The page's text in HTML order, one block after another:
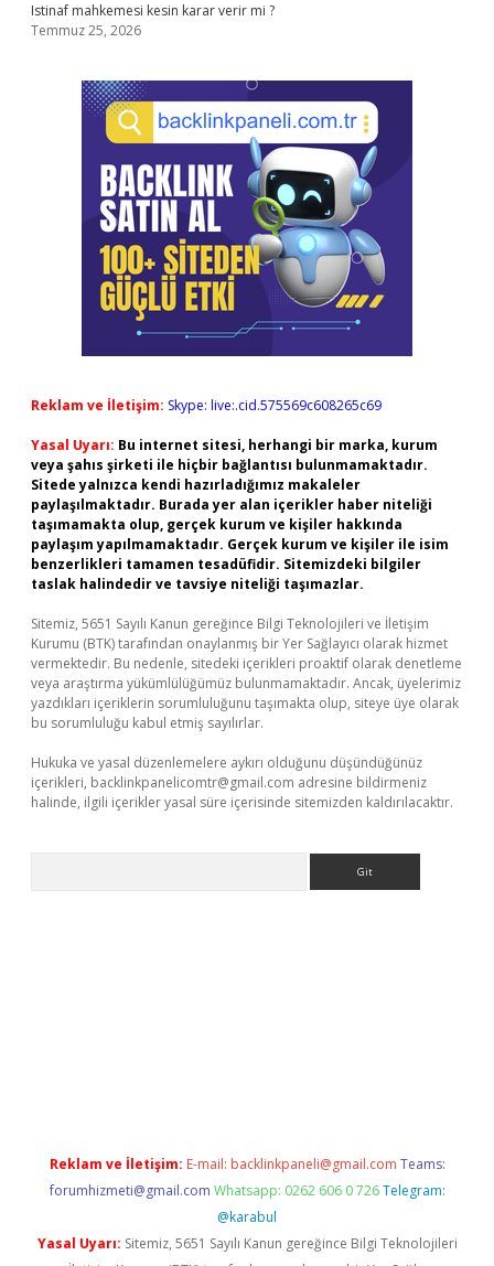
Istinaf mahkemesi kesin karar verir mi ?
Temmuz 25, 2026
Reklam ve İletişim: Skype: live:.cid.575569c608265c69
Yasal Uyarı: Bu internet sitesi, herhangi bir marka, kurum
veya şahıs şirketi ile hiçbir bağlantısı bulunmamaktadır.
Sitede yalnızca kendi hazırladığımız makaleler
paylaşılmaktadır. Burada yer alan içerikler haber niteliği
taşımamakta olup, gerçek kurum ve kişiler hakkında
paylaşım yapılmamaktadır. Gerçek kurum ve kişiler ile isim
benzerlikleri tamamen tesadüfidir. Sitemizdeki bilgiler
taslak halindedir ve tavsiye niteliği taşımazlar.
Sitemiz, 5651 Sayılı Kanun gereğince Bilgi Teknolojileri ve İletişim
Kurumu (BTK) tarafından onaylanmış bir Yer Sağlayıcı olarak hizmet
vermektedir. Bu nedenle, sitedeki içerikleri proaktif olarak denetleme
veya araştırma yükümlülüğümüz bulunmamaktadır. Ancak, üyelerimiz
yazdıkları içeriklerin sorumluluğunu taşımakta olup, siteye üye olarak
bu sorumluluğu kabul etmiş sayılırlar.
Hukuka ve yasal düzenlemelere aykırı olduğunu düşündüğünüz
içerikleri, backlinkpanelicomtr@gmail.com adresine bildirmeniz
halinde, ilgili içerikler yasal süre içerisinde sitemizden kaldırılacaktır.
Reklam ve İletişim: E-mail: backlinkpaneli@gmail.com Teams:
forumhizmeti@gmail.com Whatsapp: 0262 606 0 726 Telegram:
@karabul
Yasal Uyarı: Sitemiz, 5651 Sayılı Kanun gereğince Bilgi Teknolojileri